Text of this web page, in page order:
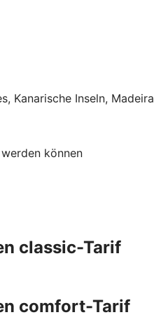
Kanarische Inseln, Madeira
können
classic-Tarif
comfort-Tarif